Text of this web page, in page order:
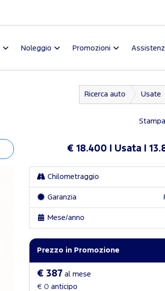
Noleggio Promozioni
Ricerca auto Usate
Stampa
€ 18.400 Usata
Chilometraggio
Garanzia
Mese/anno
Prezzo in Promozione
€ 387 al mese
€ 0 anticipo